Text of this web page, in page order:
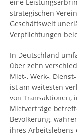
eine
strategischen
Geschäftswelt
Verpflichtungen
In Deutschland
über zehn
Miet-, Werk-,
ist am weitesten
von Transaktionen,
Mietverträge
Bevölkerung,
ihres Arbeitslebens